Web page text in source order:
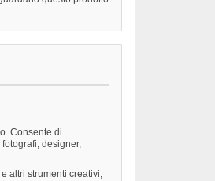
Consente di
designer,
altri strumenti creativi,